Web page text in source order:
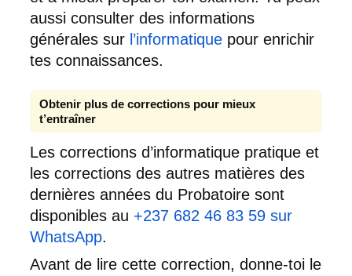
aussi consulter des informations
générales sur l’informatique pour enrichir
tes connaissances.
Obtenir plus de corrections pour mieux
t’entraîner
Les corrections d’informatique pratique et
les corrections des autres matières des
dernières années du Probatoire sont
disponibles au +237 682 46 83 59 sur
WhatsApp.
Avant de lire cette correction, donne-toi le